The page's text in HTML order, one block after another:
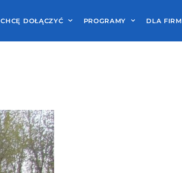
CHCĘ DOŁĄCZYĆ PROGRAMY DLA FIRM